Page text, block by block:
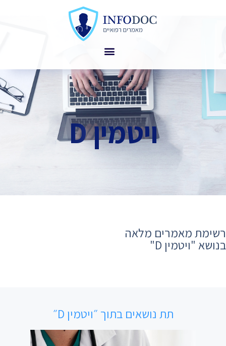
ויטמין D
רשימת מאמרים מלאה
בנושא ​"ויטמין D"
תת נושאים בתוך ״ויטמין D״